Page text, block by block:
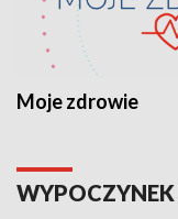
Moje zdrowie
WYPOCZYNEK